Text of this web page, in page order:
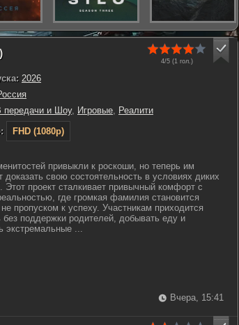
4/5 (1гол.)
2026
передачи и Шоу, Игровые, Реалити
FHD (1080p)
привыкли к роскоши, но теперь им
доказать свою состоятельность в условиях диких
Этот проект сталкивает привычный комфорт с
где громкая фамилия становится
пропуском к успеху. Участникам приходится
без поддержки родителей, добывать еду и
экстремальные ...
Вчера, 15:41